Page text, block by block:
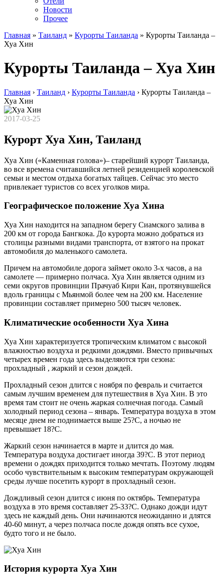
Новости
Прочее
Главная » Таиланд » Курорты Таиланда » Курорты Таиланда –
Хуа Хин
Курорты Таиланда – Хуа Хин
Главная › Таиланд › Курорты Таиланда › Курорты Таиланда –
Хуа Хин
2017-03-25
Курорт Хуа Хин, Таиланд
Хуа Хин («Каменная голова»)– старейший курорт Таиланда,
во все времена считавшийся летней резиденцией королевской
семьи и местом отдыха богатых тайцев. Сейчас это место
привлекает туристов со всех уголков мира.
Географическое положение Хуа Хина
Хуа Хин находится на западном берегу Сиамского залива в
200 км от города Бангкока. До курорта можно добраться из
столицы разными видами транспорта, от взятого на прокат
автомобиля до маленького самолета.
Причем на автомобиле дорога займет около 3-х часов, а на
самолете — примерно полчаса. Хуа Хин является одним из
семи округов провинции Прачуаб Кири Кан, протянувшейся
вдоль границы с Мьянмой более чем на 200 км. Население
провинции составляет примерно 500 тысяч человек.
Климатические особенности Хуа Хина
Хуа Хин характеризуется тропическим климатом с высокой
влажностью воздуха и редкими дождями. Вместо привычных
четырех времен года здесь выделяются три сезона:
прохладный , жаркий и сезон дождей.
Прохладный сезон длится с ноября по февраль и считается
самым лучшим временем для путешествия в Хуа Хин. В это
время там стоит не очень жаркая солнечная погода. Самый
холодный период сезона – январь. Температура воздуха в этом
месяце днем не поднимается выше 25?С, а ночью не
превышает 18?С.
Жаркий сезон начинается в марте и длится до мая.
Температура воздуха достигает иногда 39?С. В этот период
времени о дождях приходится только мечтать. Поэтому людям
особо чувствительным к высоким температурам окружающей
среды лучше посетить курорт в прохладный сезон.
Дождливый сезон длится с июня по октябрь. Температура
воздуха в это время составляет 25-33?С. Однако дожди идут
здесь не каждый день. Они начинаются неожиданно и длятся
40-60 минут, а через полчаса после дождя опять все сухое,
будто того и не было.
История курорта Хуа Хин